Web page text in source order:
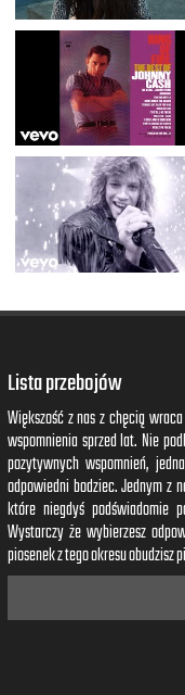
Lista przebojów
Większość z nas z chęcią
wspomnienia sprzed lat. Nie
pozytywnych wspomnień,
odpowiedni bodziec. Jednym z
które niegdyś podświadomie
Wystarczy że wybierzesz
piosenek z tego okresu